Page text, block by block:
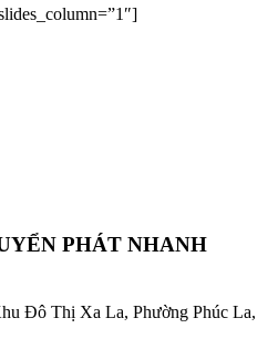
PHÁT NHANH
Đô Thị Xa La, Phường Phúc La,